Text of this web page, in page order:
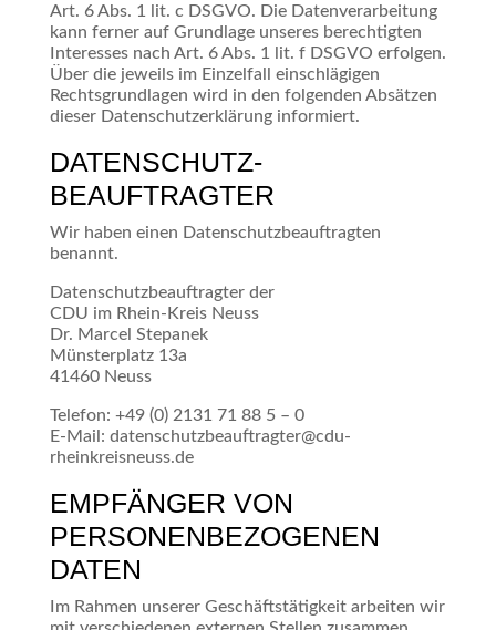
Art. 6 Abs. 1 lit. c DSGVO. Die Datenverarbeitung
kann ferner auf Grundlage unseres berechtigten
Interesses nach Art. 6 Abs. 1 lit. f DSGVO erfolgen.
Über die jeweils im Einzelfall einschlägigen
Rechtsgrundlagen wird in den folgenden Absätzen
dieser Datenschutzerklärung informiert.
DATENSCHUTZ­
BEAUFTRAGTER
Wir haben einen Datenschutzbeauftragten
benannt.
Datenschutzbeauftragter der
CDU im Rhein-Kreis Neuss
Dr. Marcel Stepanek
Münsterplatz 13a
41460 Neuss
Telefon: +49 (0) 2131 71 88 5 – 0
E-Mail: datenschutzbeauftragter@cdu-
rheinkreisneuss.de
EMPFÄNGER VON
PERSONENBEZOGENEN
DATEN
Im Rahmen unserer Geschäftstätigkeit arbeiten wir